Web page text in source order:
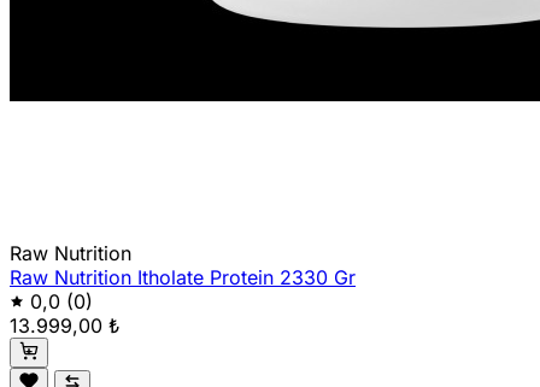
Raw Nutrition
Raw Nutrition Itholate Protein 2330 Gr
0,0 (0)
13.999,00 ₺